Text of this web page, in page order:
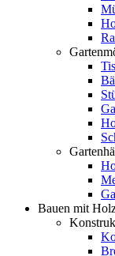
Bauen mit